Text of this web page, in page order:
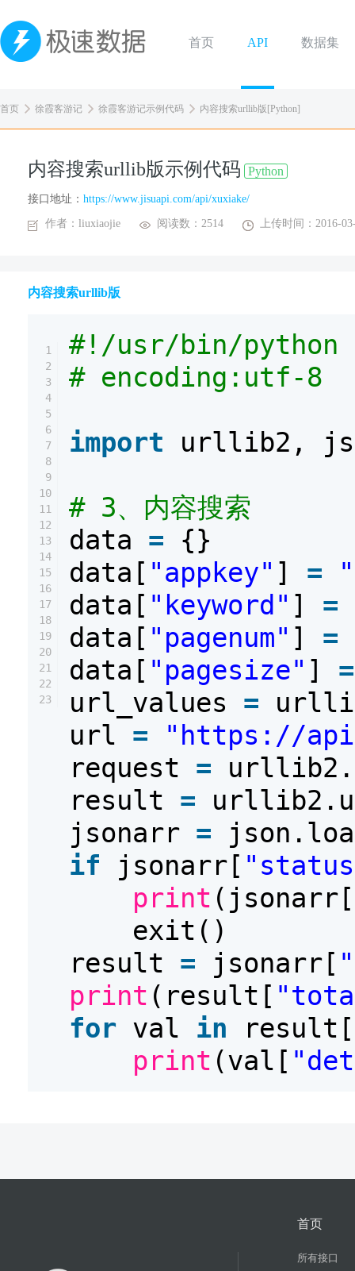
首页 API 数据集
首页 徐霞客游记 徐霞客游记示例代码 内容搜索urllib版[Python]
内容搜索urllib版示例代码 Python
接口地址： https://www.jisuapi.com/api/xuxiake/
作者：liuxiaojie 阅读数：2514 上传时间：2016-
内容搜索urllib版
1
2
3
4
5
6
7
8
9
10
11
12
13
14
15
16
17
18
19
20
21
22
23
#!/usr/bin/python
# encoding:utf-8
import urllib2,
# 3、内容搜索
data = {}
data[ "appkey" ] =
data[ "keyword" ] =
data[ "pagenum" ] =
data[ "pagesize" ] =
url_values =
url =
"https://
request =
result =
jsonarr =
if
jsonarr[
print (jsonarr[
exit()
result = jsonarr[
print (result[
for val in result[
print (val[
首页
所有接口